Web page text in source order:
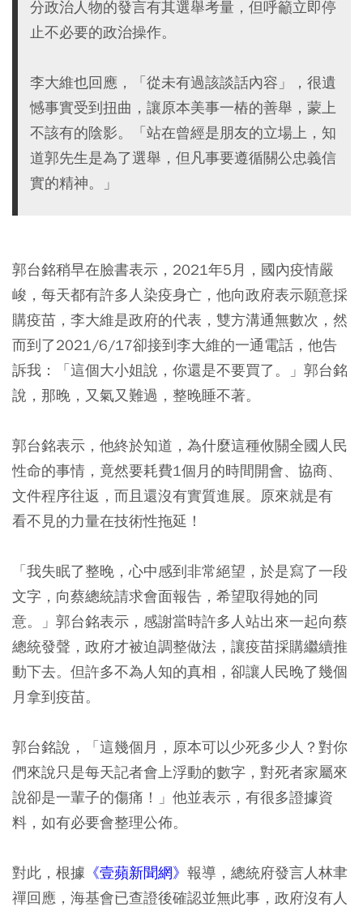
分政治人物的發言有其選舉考量，但呼籲立即停
止不必要的政治操作。
李大維也回應，「從未有過該談話內容」，很遺
憾事實受到扭曲，讓原本美事一樁的善舉，蒙上
不該有的陰影。「站在曾經是朋友的立場上，知
道郭先生是為了選舉，但凡事要遵循關公忠義信
實的精神。」
郭台銘稍早在臉書表示，2021年5月，國內疫情嚴
峻，每天都有許多人染疫身亡，他向政府表示願意採
購疫苗，李大維是政府的代表，雙方溝通無數次，然
而到了2021/6/17卻接到李大維的一通電話，他告
訴我：「這個大小姐說，你還是不要買了。」郭台銘
說，那晚，又氣又難過，整晚睡不著。
郭台銘表示，他終於知道，為什麼這種攸關全國人民
性命的事情，竟然要耗費1個月的時間開會、協商、
文件程序往返，而且還沒有實質進展。原來就是有
看不見的力量在技術性拖延！
「我失眠了整晚，心中感到非常絕望，於是寫了一段
文字，向蔡總統請求會面報告，希望取得她的同
意。」郭台銘表示，感謝當時許多人站出來一起向蔡
總統發聲，政府才被迫調整做法，讓疫苗採購繼續推
動下去。但許多不為人知的真相，卻讓人民晚了幾個
月拿到疫苗。
郭台銘說，「這幾個月，原本可以少死多少人？對你
們來說只是每天記者會上浮動的數字，對死者家屬來
說卻是一輩子的傷痛！」他並表示，有很多證據資
料，如有必要會整理公佈。
對此，根據 《壹蘋新聞網》 報導，總統府發言人林聿
禪回應，海基會已查證後確認並無此事，政府沒有人